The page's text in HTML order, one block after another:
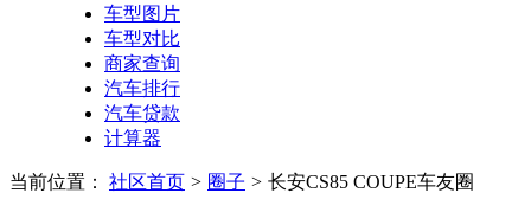
车型图片
车型对比
商家查询
汽车排行
汽车贷款
计算器
当前位置： 社区首页 > 圈子 > 长安CS85 COUPE车友圈